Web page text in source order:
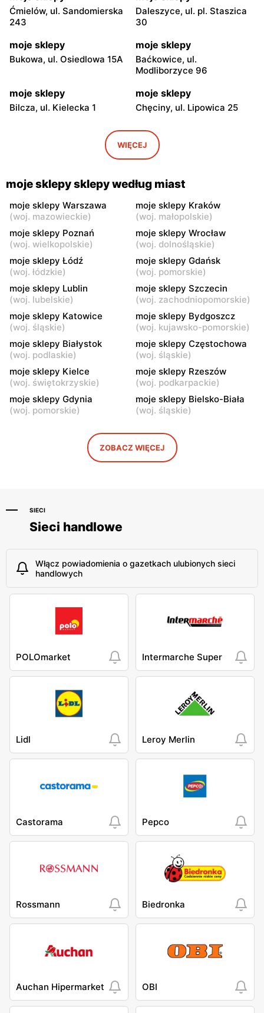
Ćmielów, ul. Sandomierska
243
Daleszyce, ul. pl. Staszica
30
moje sklepy
Bukowa, ul. Osiedlowa 15A
moje sklepy
Baćkowice, ul.
Modliborzyce 96
moje sklepy
Bilcza, ul. Kielecka 1
moje sklepy
Chęciny, ul. Lipowica 25
Iwaniska, ul. Ujazdowska 5
moje sklepy
Bogoria, ul. Rynek 30
Gorzyce, ul. Szkolna 44 Grębów, ul. Wydrza 180
moje sklepy
Jadachy, ul. Jadachy 111
moje sklepy
Jeżowe, ul. Zalesie 77
moje sklepy
Kazimierza Wielka, ul.
Kolejowa 15
moje sklepy
Kamień, ul. Błonie 23
moje sklepy
Górki, ul. Górki 71
moje sklepy
Gumniska, ul. Gumniska
157C
moje sklepy
Iwierzyce, ul. Iwierzyce
152A
moje sklepy
Tczew, ul. Franciszka Żwirki
moje sklepy
Hyżne, ul. Hyżne 100
moje sklepy
Jarosław, ul. Pełkińska 147
Niebylec, ul. Niebylec 139 Opole, ul. Grudzicka 45
WIĘCEJ
moje sklepy sklepy według miast
moje sklepy Warszawa
(woj. mazowieckie)
moje sklepy Kraków
(woj. małopolskie)
moje sklepy Poznań
(woj. wielkopolskie)
moje sklepy Wrocław
(woj. dolnośląskie)
moje sklepy Łódź
(woj. łódzkie)
moje sklepy Gdańsk
(woj. pomorskie)
moje sklepy Lublin
(woj. lubelskie)
moje sklepy Szczecin
(woj. zachodniopomorskie)
moje sklepy Katowice
(woj. śląskie)
moje sklepy Bydgoszcz
(woj. kujawsko-pomorskie)
moje sklepy Białystok
(woj. podlaskie)
moje sklepy Częstochowa
(woj. śląskie)
moje sklepy Kielce
(woj. świętokrzyskie)
moje sklepy Rzeszów
(woj. podkarpackie)
moje sklepy Gdynia
(woj. pomorskie)
moje sklepy Bielsko-Biała
(woj. śląskie)
ZOBACZ WIĘCEJ
SIECI
Sieci handlowe
Włącz powiadomienia o gazetkach ulubionych sieci
handlowych
POLOmarket Intermarche Super
Lidl Leroy Merlin
Castorama Pepco
Rossmann Biedronka
Auchan Hipermarket OBI